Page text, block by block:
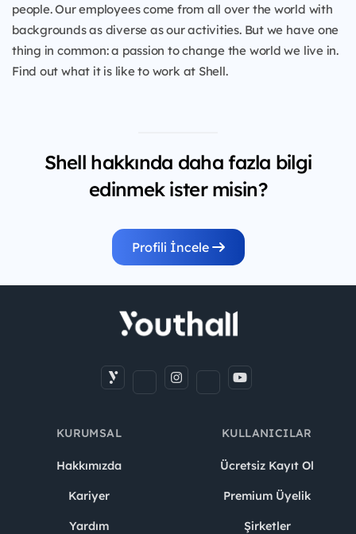
people. Our employees come from all over the world with
backgrounds as diverse as our activities. But we have one
thing in common: a passion to change the world we live in.
Find out what it is like to work at Shell.
Shell hakkında daha fazla bilgi
edinmek ister misin?
Profili İncele
KURUMSAL
Hakkımızda
Kariyer
Yardım
KULLANICILAR
Ücretsiz Kayıt Ol
Premium Üyelik
Şirketler